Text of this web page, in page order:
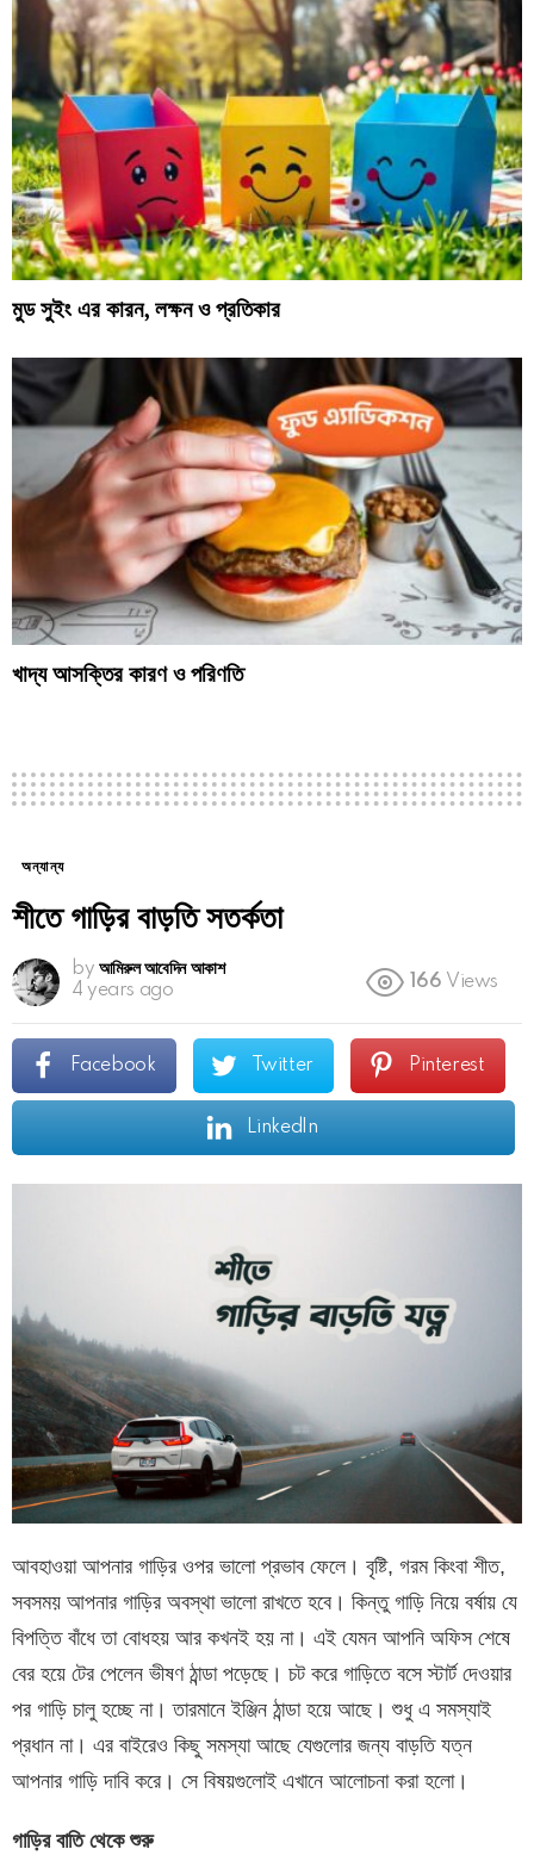
মুড সুইং এর কারন, লক্ষন ও প্রতিকার
খাদ্য আসক্তির কারণ ও পরিণতি
অন্যান্য
শীতে গাড়ির বাড়তি সতর্কতা
by আমিরুল আবেদিন আকাশ
4 years ago
166 Views
Facebook Twitter Pinterest
LinkedIn
আবহাওয়া আপনার গাড়ির ওপর ভালো প্রভাব ফেলে। বৃষ্টি, গরম কিংবা শীত,
সবসময় আপনার গাড়ির অবস্থা ভালো রাখতে হবে। কিন্তু গাড়ি নিয়ে বর্ষায় যে
বিপত্তি বাঁধে তা বোধহয় আর কখনই হয় না। এই যেমন আপনি অফিস শেষে
বের হয়ে টের পেলেন ভীষণ ঠান্ডা পড়েছে। চট করে গাড়িতে বসে স্টার্ট দেওয়ার
পর গাড়ি চালু হচ্ছে না। তারমানে ইঞ্জিন ঠান্ডা হয়ে আছে। শুধু এ সমস্যাই
প্রধান না। এর বাইরেও কিছু সমস্যা আছে যেগুলোর জন্য বাড়তি যত্ন
আপনার গাড়ি দাবি করে। সে বিষয়গুলোই এখানে আলোচনা করা হলো।
গাড়ির বাতি থেকে শুরু